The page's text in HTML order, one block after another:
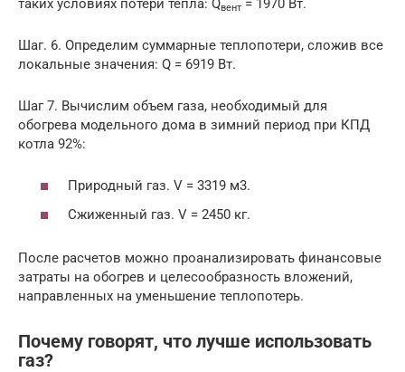
таких условиях потери тепла: Qвент = 1970 Вт.
Шаг. 6. Определим суммарные теплопотери, сложив все
локальные значения: Q = 6919 Вт.
Шаг 7. Вычислим объем газа, необходимый для
обогрева модельного дома в зимний период при КПД
котла 92%:
Природный газ. V = 3319 м3.
Сжиженный газ. V = 2450 кг.
После расчетов можно проанализировать финансовые
затраты на обогрев и целесообразность вложений,
направленных на уменьшение теплопотерь.
Почему говорят, что лучше использовать
газ?